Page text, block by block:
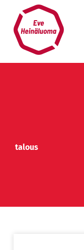
sisältöön
talous